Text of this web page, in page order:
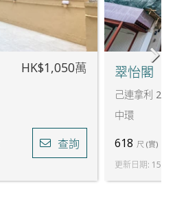
HK$1,050萬
查詢
翠怡閣
己連拿利 2 號
中環
618 尺 (實)
更新日期: